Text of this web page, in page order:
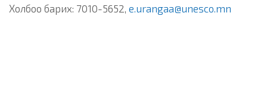
Холбоо барих: 7010-5652, e.urangaa@unesco.mn